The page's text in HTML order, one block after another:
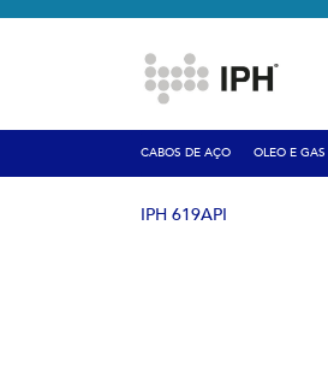
CABOS DE AÇO OLEO E GAS
IPH 619API